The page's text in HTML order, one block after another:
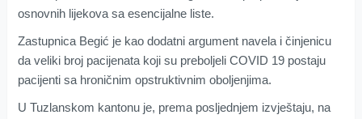
osnovnih lijekova sa esencijalne liste.
Zastupnica Begić je kao dodatni argument navela i činjenicu
da veliki broj pacijenata koji su preboljeli COVID 19 postaju
pacijenti sa hroničnim opstruktivnim oboljenjima.
U Tuzlanskom kantonu je, prema posljednjem izvještaju, na